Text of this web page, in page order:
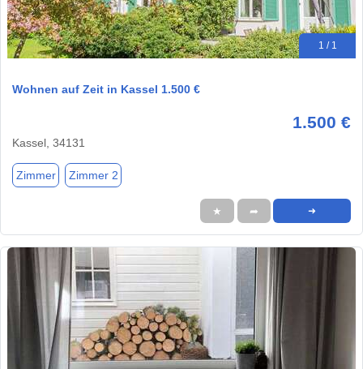
1 / 1
Wohnen auf Zeit in Kassel 1.500 €
1.500 €
Kassel, 34131
Zimmer Zimmer 2
★ ➦ ➜